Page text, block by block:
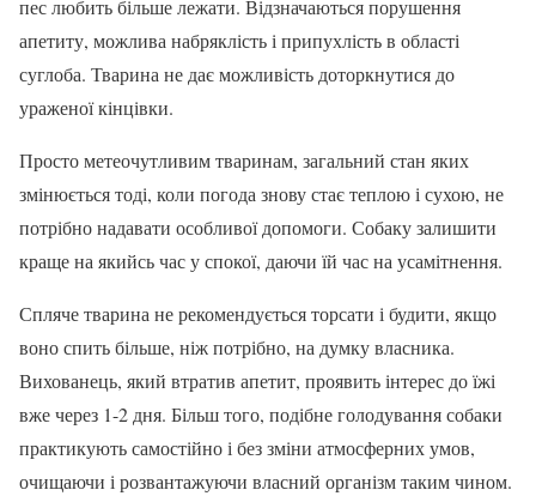
пес любить більше лежати. Відзначаються порушення
апетиту, можлива набряклість і припухлість в області
суглоба. Тварина не дає можливість доторкнутися до
ураженої кінцівки.
Просто метеочутливим тваринам, загальний стан яких
змінюється тоді, коли погода знову стає теплою і сухою, не
потрібно надавати особливої допомоги. Собаку залишити
краще на якийсь час у спокої, даючи їй час на усамітнення.
Спляче тварина не рекомендується торсати і будити, якщо
воно спить більше, ніж потрібно, на думку власника.
Вихованець, який втратив апетит, проявить інтерес до їжі
вже через 1-2 дня. Більш того, подібне голодування собаки
практикують самостійно і без зміни атмосферних умов,
очищаючи і розвантажуючи власний організм таким чином.